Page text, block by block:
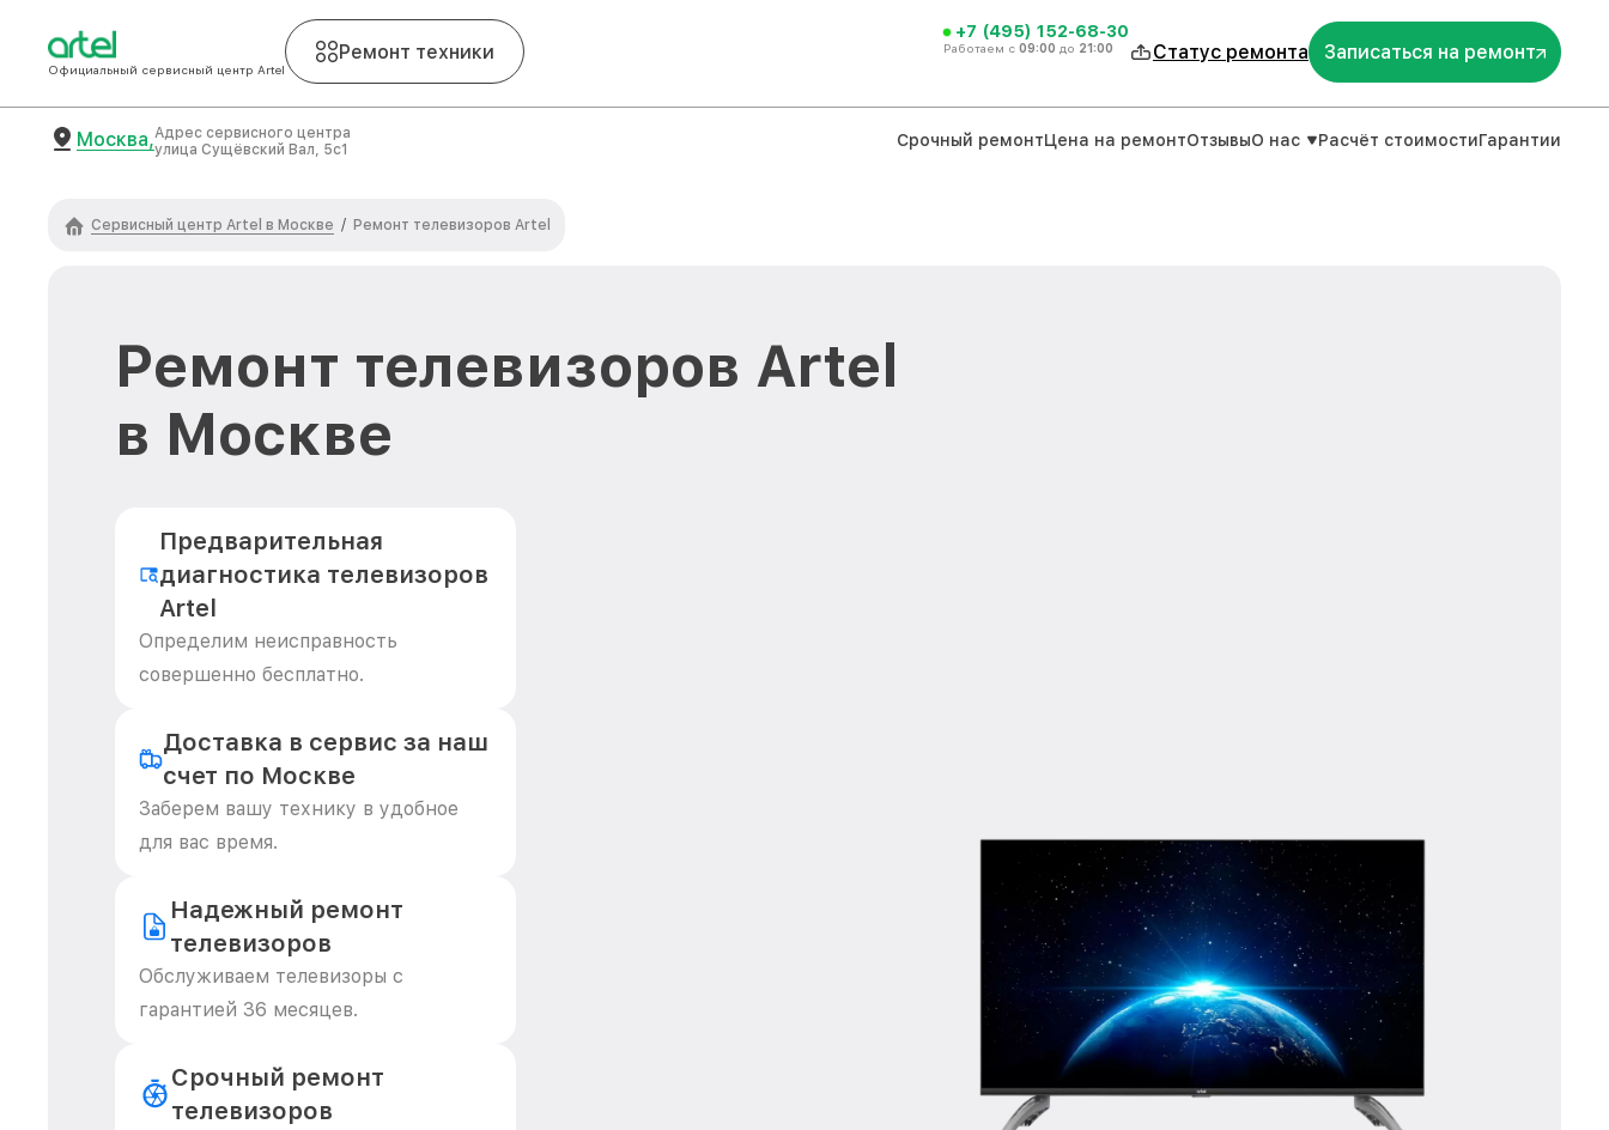
Официальный сервисный центр Artel
Ремонт техники
+7 (495) 152-68-30
Работаем с 09:00 до 21:00 Статус ремонта Записаться на ремонт
Москва,Адрес сервисного центра
улица Сущёвский Вал, 5с1
Срочный ремонтЦена на ремонтОтзывыО нас Расчёт стоимостиГарантии
Сервисный центр Artel в Москве / Ремонт телевизоров Artel
Ремонт телевизоров Artel
в Москве
Предварительная
диагностика телевизоров
Artel
Определим неисправность
совершенно бесплатно.
Доставка в сервис за наш
счет по Москве
Заберем вашу технику в удобное
для вас время.
Надежный ремонт
телевизоров
Обслуживаем телевизоры с
гарантией 36 месяцев.
Срочный ремонт
телевизоров